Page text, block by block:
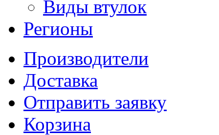
Виды втулок
Регионы
Производители
Доставка
Отправить заявку
Корзина